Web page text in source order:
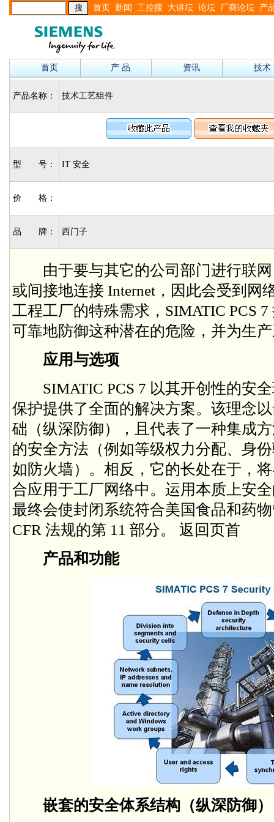
首页 新闻 工控搜 大讲坛 论坛 厂商论坛 产
首页 产 品 资讯 技术
产品名称： 技术工艺组件
型 号： IT 安全
价 格：
品 牌： 西门子
由于要与其它的公司部门进行联网
或间接地连接 Internet，因此会受到网
工程工厂的特殊需求，SIMATIC PCS
可靠地防御这种潜在的危险，并为生
应用与选项
SIMATIC PCS 7 以其开创性的安全
保护提供了全面的解决方案。该理念
础（纵深防御），且代表了一种集成
的安全方法（例如等级权力分配、身
如防火墙）。相反，它的长处在于，
合应用于工厂网络中。运用本质上安
最终会使封闭系统符合美国食品和药
CFR 法规的第 11 部分。 返回页首
产品和功能
嵌套的安全体系结构（纵深防御）